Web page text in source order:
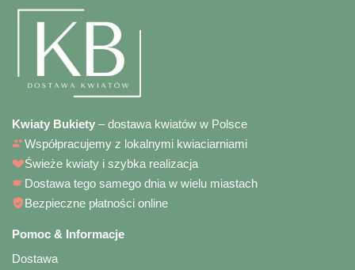
Kwiaty Bukiety – dostawa kwiatów w Polsce
Współpracujemy z lokalnymi kwiaciarniami
Świeże kwiaty i szybka realizacja
Dostawa tego samego dnia w wielu miastach
Bezpieczne płatności online
Pomoc & Informacje
Dostawa